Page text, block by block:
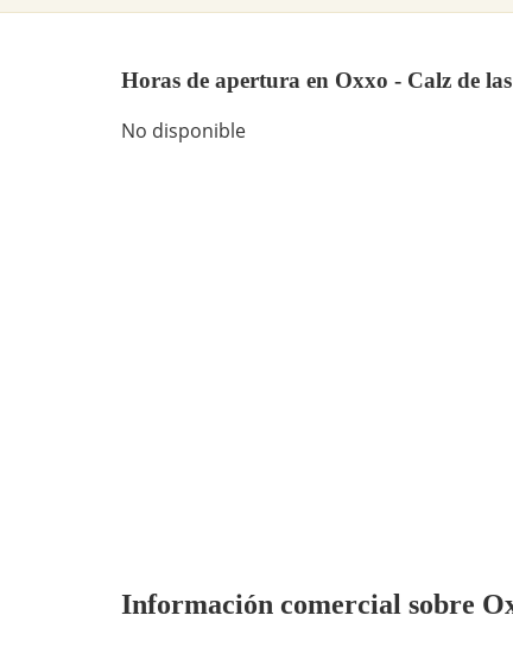
Horas de apertura en Oxxo - Calz de
No disponible
Información comercial sobre